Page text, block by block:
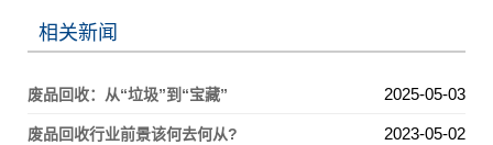
相关新闻
废品回收：从“垃圾”到“宝藏” 2025-05-03
废品回收行业前景该何去何从? 2023-05-02